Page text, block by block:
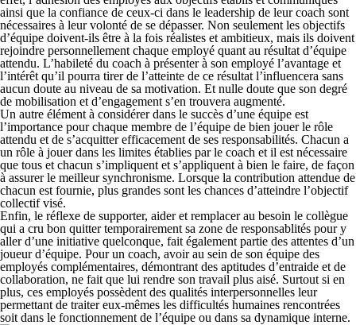
ainsi que la confiance de ceux-ci dans le leadership de leur coach sont
nécessaires à leur volonté de se dépasser. Non seulement les objectifs
d’équipe doivent-ils être à la fois réalistes et ambitieux, mais ils doivent
rejoindre personnellement chaque employé quant au résultat d’équipe
attendu. L’habileté du coach à présenter à son employé l’avantage et
l’intérêt qu’il pourra tirer de l’atteinte de ce résultat l’influencera sans
aucun doute au niveau de sa motivation. Et nulle doute que son degré
de mobilisation et d’engagement s’en trouvera augmenté.
Un autre élément à considérer dans le succès d’une équipe est
l’importance pour chaque membre de l’équipe de bien jouer le rôle
attendu et de s’acquitter efficacement de ses responsabilités. Chacun a
un rôle à jouer dans les limites établies par le coach et il est nécessaire
que tous et chacun s’impliquent et s’appliquent à bien le faire, de façon
à assurer le meilleur synchronisme. Lorsque la contribution attendue de
chacun est fournie, plus grandes sont les chances d’atteindre l’objectif
collectif visé.
Enfin, le réflexe de supporter, aider et remplacer au besoin le collègue
qui a cru bon quitter temporairement sa zone de responsablités pour y
aller d’une initiative quelconque, fait également partie des attentes d’un
joueur d’équipe. Pour un coach, avoir au sein de son équipe des
employés complémentaires, démontrant des aptitudes d’entraide et de
collaboration, ne fait que lui rendre son travail plus aisé. Surtout si en
plus, ces employés possèdent des qualités interpersonnelles leur
permettant de traiter eux-mêmes les difficultés humaines rencontrées
soit dans le fonctionnement de l’équipe ou dans sa dynamique interne.